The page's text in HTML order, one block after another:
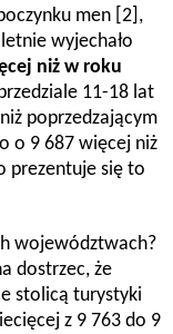
men [2],
wyjechało
niż w roku
11-18 lat
poprzedzającym
o 9 687 więcej niż
prezentuje się to
województwach?
dostrzec, że
stolicą turystyki
z 9 763 do 9